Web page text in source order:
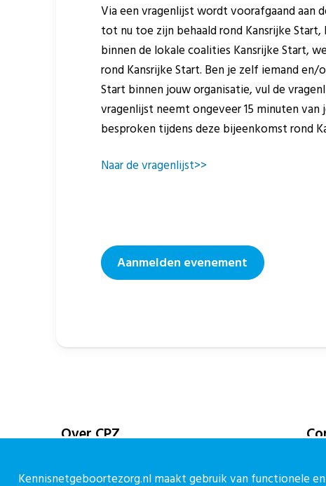
Via een vragenlijst wordt voorafgaand aan
tot nu toe zijn behaald rond Kansrijke
binnen de lokale coalities Kansrijke Start,
rond Kansrijke Start. Ben je zelf iemand
Start binnen jouw organisatie, vul de
vragenlijst neemt ongeveer 15 minuten
besproken tijdens deze bijeenkomst rond
Naar de vragenlijst>>
Aanmelden evenement
Over CPZ
Kennisnetgeboortezorg.nl maakt gebruik van functionele